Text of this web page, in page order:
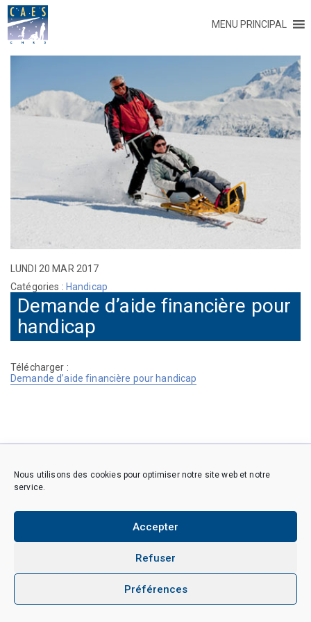
Nous utilisons des cookies pour optimiser notre site web et notre
service.
Accepter
Refuser
Préférences
MENU PRINCIPAL
LUNDI 20 MAR 2017
Catégories : Handicap
Demande d’aide financière pour
handicap
Télécharger :
Demande d’aide financière pour handicap
Politique de cookies (EU)